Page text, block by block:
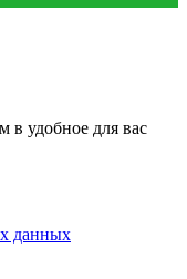
в удобное для вас
данных